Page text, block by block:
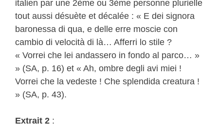
italien par une 2ème ou 3ème personne plurielle
tout aussi désuète et décalée : « E dei signora
baronessa di qua, e delle erre moscie con
cambio di velocità di là… Afferri lo stile ?
« Vorrei che lei andassero in fondo al parco… »
» (SA, p. 16) et « Ah, ombre degli avi miei !
Vorrei che la vedeste ! Che splendida creatura !
» (SA, p. 43).
Extrait 2 :